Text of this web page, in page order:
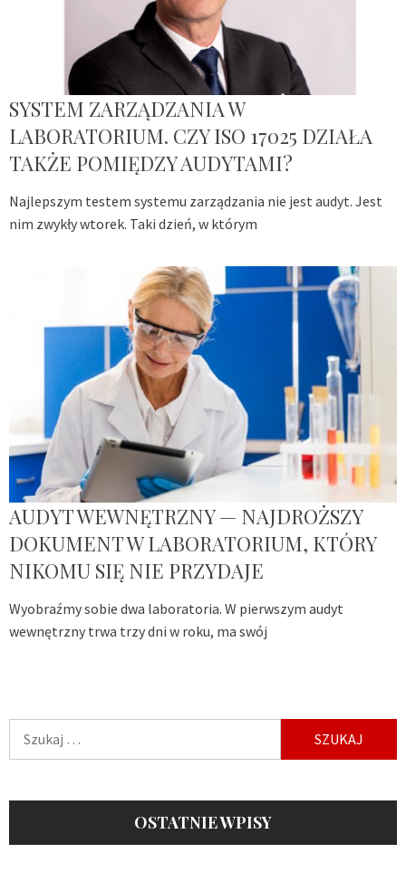
SYSTEM ZARZĄDZANIA W
LABORATORIUM. CZY ISO 17025 DZIAŁA
TAKŻE POMIĘDZY AUDYTAMI?
Najlepszym testem systemu zarządzania nie jest audyt. Jest
nim zwykły wtorek. Taki dzień, w którym
AUDYT WEWNĘTRZNY — NAJDROŻSZY
DOKUMENT W LABORATORIUM, KTÓRY
NIKOMU SIĘ NIE PRZYDAJE
Wyobraźmy sobie dwa laboratoria. W pierwszym audyt
wewnętrzny trwa trzy dni w roku, ma swój
OSTATNIE WPISY